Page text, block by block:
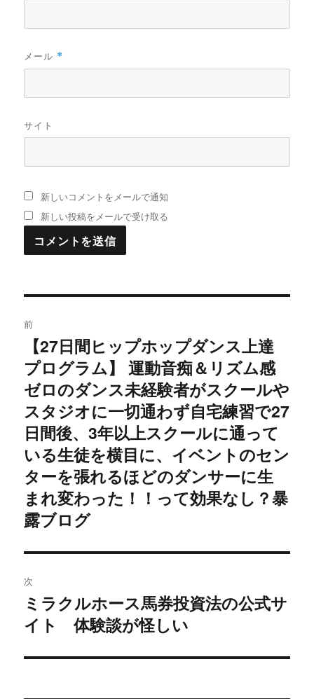
メール *
サイト
新しいコメントをメールで通知
新しい投稿をメールで受け取る
稿
ナ
ビ
ゲ
ー
シ
ョ
ン
前
去
の
投
稿:
【27日間ヒップホップダンス上達
プログラム】 運動音痴＆リズム感
ゼロのダンス未経験者がスクールや
スタジオに一切通わず自宅練習で27
日間後、3年以上スクールに通って
いる生徒を横目に、イベントのセン
ターを張れるほどのダンサーに生
まれ変わった！！って効果なし？暴
露ブログ
次
次
の
稿:
ミラクルホース馬券投資法の公式サ
イト 体験談が怪しい